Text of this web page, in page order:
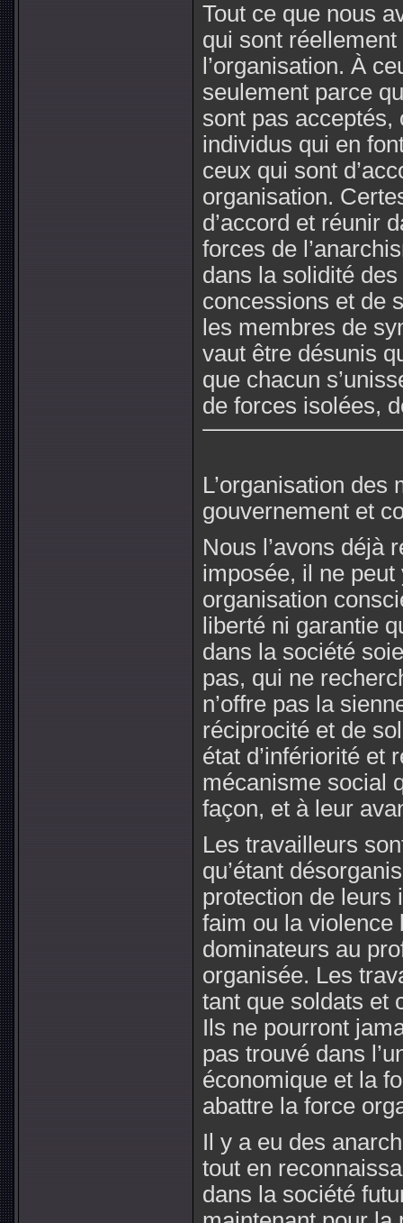
Tout ce que nous
qui sont
l’organisation. À
seulement parce
sont pas acceptés,
individus qui en
ceux qui sont
organisation.
d’accord et réunir
forces de
dans la solidité
concessions et de
les membres de
vaut être désunis
que chacun
de forces isolées,
L’organisation
gouvernement et
Nous l’avons déjà
imposée, il ne
organisation
liberté ni garantie
dans la société
pas, qui ne
n’offre pas la
réciprocité et de
état d’infériorité et
mécanisme social
façon, et à leur
Les travailleurs
qu’étant
protection de leurs
faim ou la violence
dominateurs au
organisée. Les
tant que soldats et
Ils ne pourront
pas trouvé dans
économique et la
abattre la force
Il y a eu des
tout en
dans la société